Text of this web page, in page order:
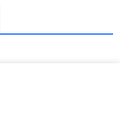
katkıda bulunması
bir fırsat sunuyor....